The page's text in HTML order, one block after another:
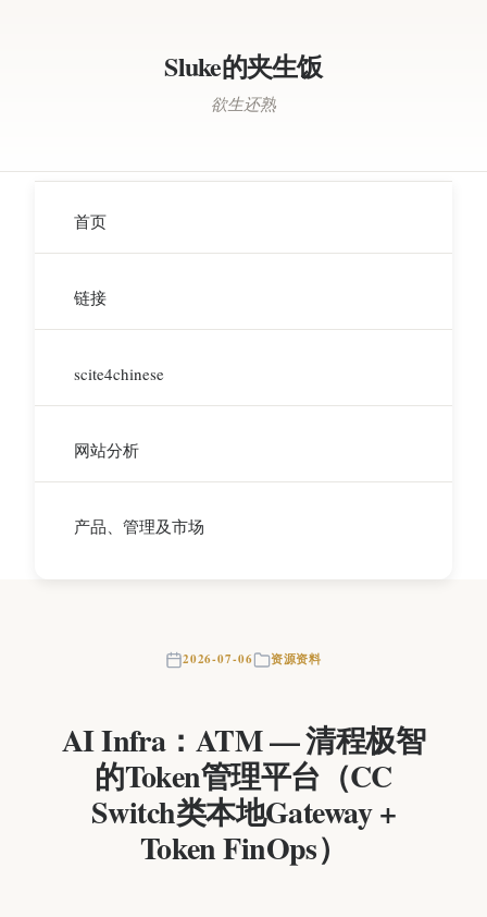
Sluke的夹生饭
欲生还熟
首页
链接
scite4chinese
网站分析
产品、管理及市场
2026-07-06 资源资料
AI Infra：ATM — 清程极智
的Token管理平台（CC
Switch类本地Gateway +
Token FinOps）